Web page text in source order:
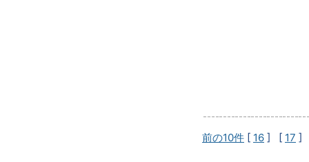
前の10件 [ 16 ] [ 17 ]